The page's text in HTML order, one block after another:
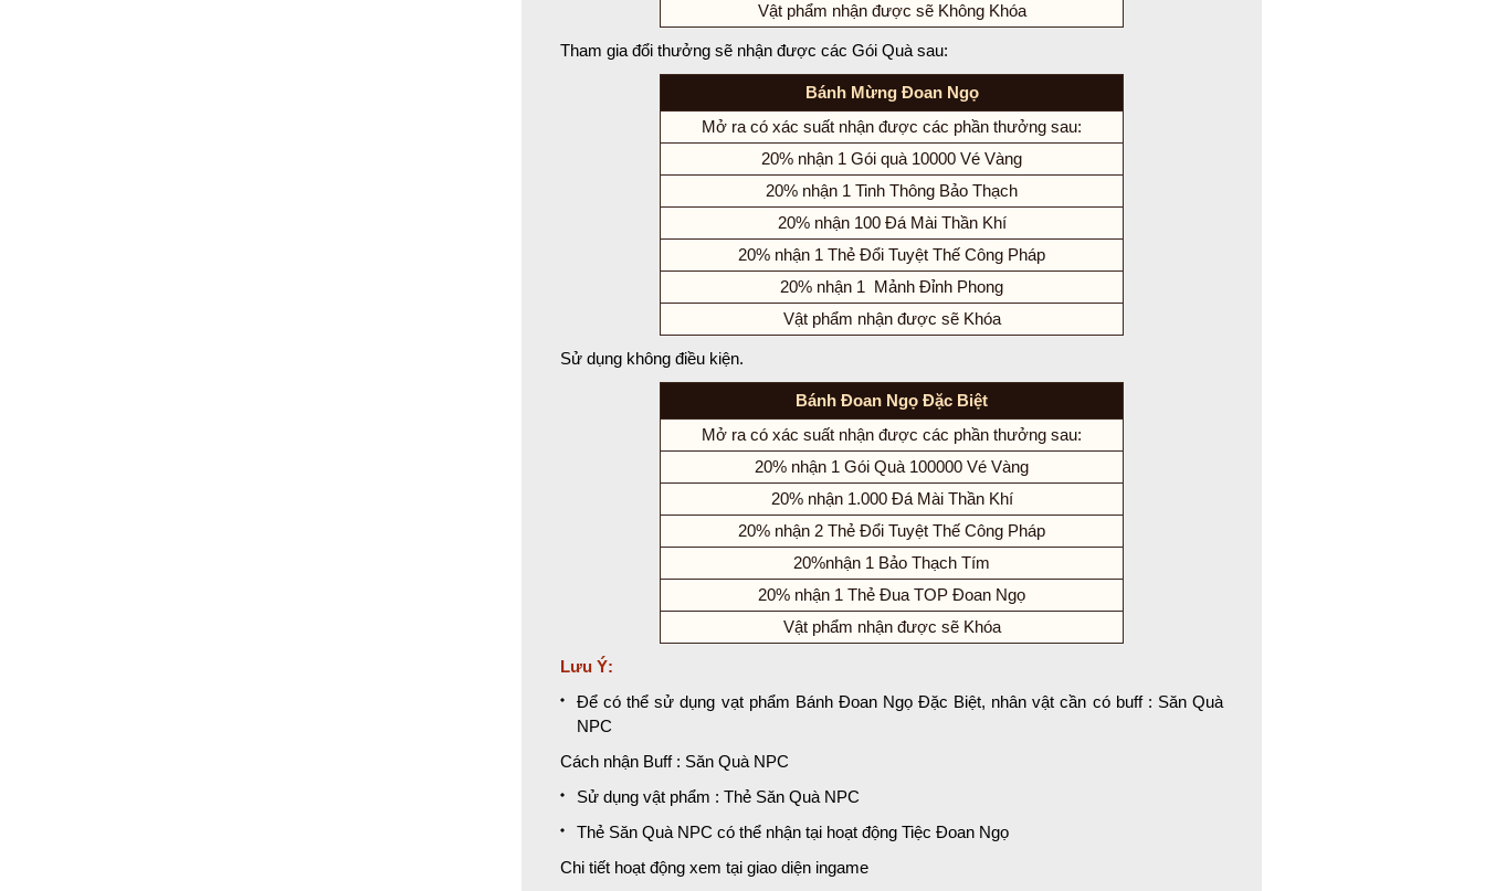
Vật phẩm nhận được sẽ Không Khóa
Tham gia đổi thưởng sẽ nhận được các Gói Quà sau:
Bánh Mừng Đoan Ngọ
Mở ra có xác suất nhận được các phần thưởng sau:
20% nhận 1 Gói quà 10000 Vé Vàng
20% nhận 1 Tinh Thông Bảo Thạch
20% nhận 100 Đá Mài Thần Khí
20% nhận 1 Thẻ Đổi Tuyệt Thế Công Pháp
20% nhận 1 Mảnh Đỉnh Phong
Vật phẩm nhận được sẽ Khóa
Sử dụng không điều kiện.
Bánh Đoan Ngọ Đặc Biệt
Mở ra có xác suất nhận được các phần thưởng sau:
20% nhận 1 Gói Quà 100000 Vé Vàng
20% nhận 1.000 Đá Mài Thần Khí
20% nhận 2 Thẻ Đổi Tuyệt Thế Công Pháp
20%nhận 1 Bảo Thạch Tím
20% nhận 1 Thẻ Đua TOP Đoan Ngọ
Vật phẩm nhận được sẽ Khóa
Lưu Ý:
Để có thể sử dụng vạt phẩm Bánh Đoan Ngọ Đặc Biệt, nhân vật cần có buff : Săn Quà
NPC
Cách nhận Buff : Săn Quà NPC
Sử dụng vật phẩm : Thẻ Săn Quà NPC
Thẻ Săn Quà NPC có thể nhận tại hoạt động Tiệc Đoan Ngọ
Chi tiết hoạt động xem tại giao diện ingame